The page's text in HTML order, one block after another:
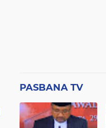
PASBANA TV